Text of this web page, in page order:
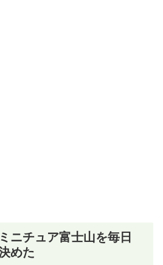
ニチュア富士山を毎日
めた